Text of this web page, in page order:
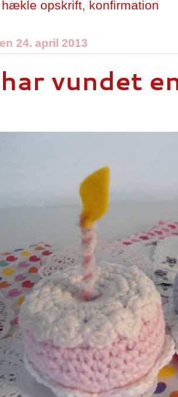
hækle opskrift, konfirmation
24. april 2013
vundet